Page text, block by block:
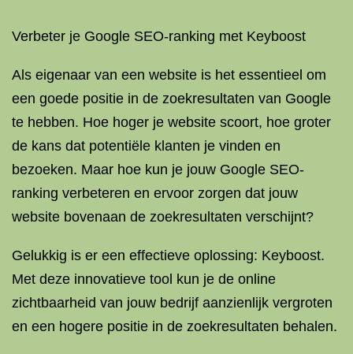
Verbeter je Google SEO-ranking met Keyboost
Als eigenaar van een website is het essentieel om
een goede positie in de zoekresultaten van Google
te hebben. Hoe hoger je website scoort, hoe groter
de kans dat potentiële klanten je vinden en
bezoeken. Maar hoe kun je jouw Google SEO-
ranking verbeteren en ervoor zorgen dat jouw
website bovenaan de zoekresultaten verschijnt?
Gelukkig is er een effectieve oplossing: Keyboost.
Met deze innovatieve tool kun je de online
zichtbaarheid van jouw bedrijf aanzienlijk vergroten
en een hogere positie in de zoekresultaten behalen.